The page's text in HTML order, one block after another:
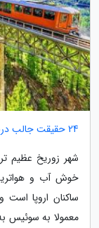
24 حقیقت جالب درباره زوریخ، عظیم ترین شهر سوئیس
شهر زوریخ عظیم
خوش آب و
ساکنان اروپا است
معمولا به سوئیس